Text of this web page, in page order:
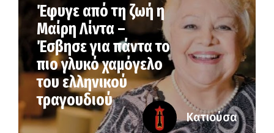
Έφυγε από τη ζωή η
Μαίρη Λίντα –
Έσβησε για πάντα το
πιο γλυκό χαμόγελο
του ελληνικού
τραγουδιού
Κατιούσα